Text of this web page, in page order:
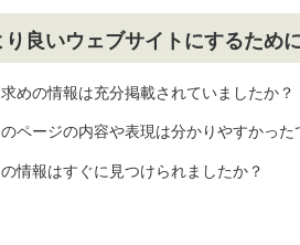
り良いウェブサイトにするため
めの情報は充分掲載されていましたか？
ページの内容や表現は分かりやすかった
の情報はすぐに見つけられましたか？